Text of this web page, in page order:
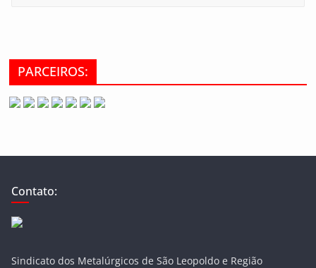
PARCEIROS:
Contato:
Sindicato dos Metalúrgicos de São Leopoldo e Região